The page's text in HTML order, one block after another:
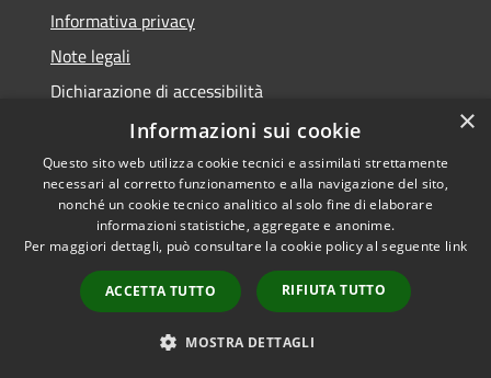
Informativa privacy
Note legali
Dichiarazione di accessibilità
Dichiarazione di accessibilità dal 2025
RSS
Accessibilità
Copyright © 2026 • Comune di
Gessate • Powered by
Municipium•
Accesso
redazione
×
Informazioni sui cookie
Questo sito web utilizza cookie tecnici e assimilati strettamente
necessari al corretto funzionamento e alla navigazione del sito,
nonché un cookie tecnico analitico al solo fine di elaborare
informazioni statistiche, aggregate e anonime.
Per maggiori dettagli, può consultare la cookie policy al seguente link
ACCETTA TUTTO RIFIUTA TUTTO
MOSTRA DETTAGLI